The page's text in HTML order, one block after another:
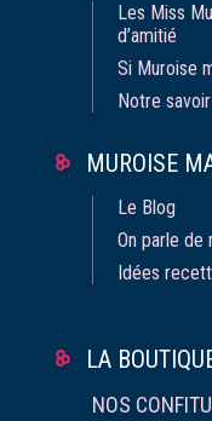
Les Miss
d’amitié
Si Muroise
Notre
MUROISE
Le Blog
On parle de
Idées
LA
NOS